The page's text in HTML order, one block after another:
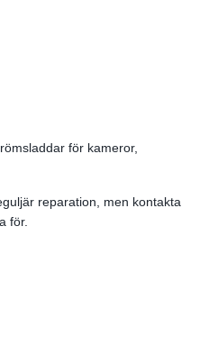
för kameror,
reparation, men kontakta
för.